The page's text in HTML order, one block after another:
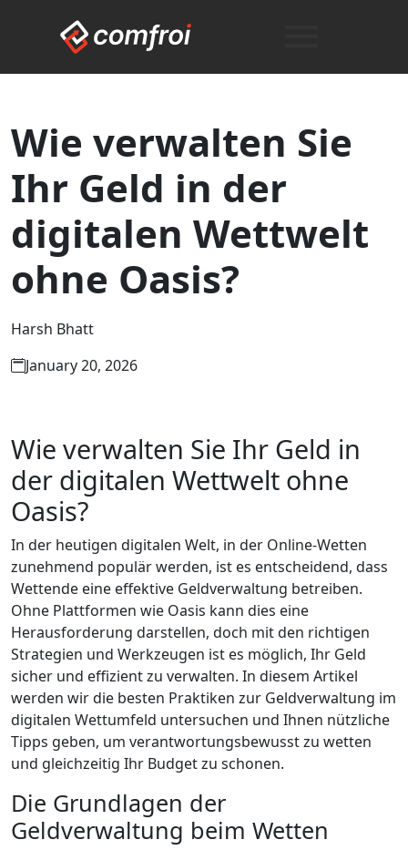
Wie verwalten Sie
Ihr Geld in der
digitalen Wettwelt
ohne Oasis?
Harsh Bhatt
January 20, 2026
Wie verwalten Sie Ihr Geld in
der digitalen Wettwelt ohne
Oasis?
In der heutigen digitalen Welt, in der Online-Wetten
zunehmend populär werden, ist es entscheidend, dass
Wettende eine effektive Geldverwaltung betreiben.
Ohne Plattformen wie Oasis kann dies eine
Herausforderung darstellen, doch mit den richtigen
Strategien und Werkzeugen ist es möglich, Ihr Geld
sicher und effizient zu verwalten. In diesem Artikel
werden wir die besten Praktiken zur Geldverwaltung im
digitalen Wettumfeld untersuchen und Ihnen nützliche
Tipps geben, um verantwortungsbewusst zu wetten
und gleichzeitig Ihr Budget zu schonen.
Die Grundlagen der
Geldverwaltung beim Wetten